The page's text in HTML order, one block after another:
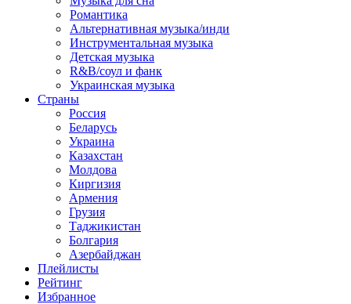
Романтика
Альтернативная музыка/инди
Инструментальная музыка
Детская музыка
R&B/cоул и фанк
Украинская музыка
Страны
Россия
Беларусь
Украина
Казахстан
Молдова
Киргизия
Армения
Грузия
Таджикистан
Болгария
Азербайджан
Плейлисты
Рейтинг
Избранное